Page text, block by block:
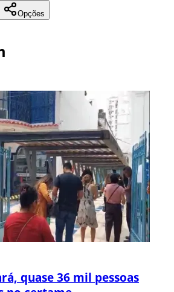
Opções
quase 36 mil pessoas